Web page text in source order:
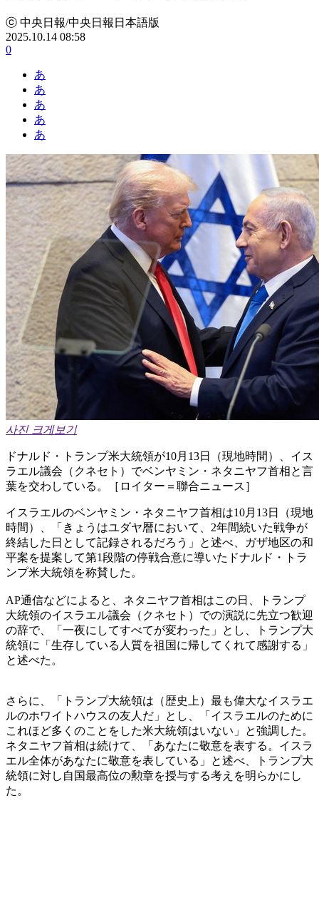
ⓒ 中央日報/中央日報日本語版
2025.10.14 08:58
0
あ
あ
あ
あ
あ
사진 크게보기
ドナルド・トランプ米大統領が10月13日（現地時間）、イス
ラエル議会（クネセト）でベンヤミン・ネタニヤフ首相と言
葉を交わしている。［ロイター＝聯合ニュース］
イスラエルのベンヤミン・ネタニヤフ首相は10月13日（現地
時間）、「きょうはユダヤ暦において、2年間続いた戦争が
終結した日として記録されるだろう」と述べ、ガザ地区の和
平案を提案して第1段階の停戦合意に導いたドナルド・トラ
ンプ米大統領を称賛した。
AP通信などによると、ネタニヤフ首相はこの日、トランプ
大統領のイスラエル議会（クネセト）での演説に先立つ歓迎
の辞で、「一夜にしてすべてが変わった」とし、トランプ大
統領に「生存している人質を祖国に帰してくれて感謝する」
と述べた。
さらに、「トランプ大統領は（歴史上）最も偉大なイスラエ
ルのホワイトハウスの友人だ」とし、「イスラエルのために
これほど多くのことをした米大統領はいない」と強調した。
ネタニヤフ首相は続けて、「あなたに敬意を表する。イスラ
エル全体があなたに敬意を表している」と述べ、トランプ大
統領に対し自国最高位の勲章を授与する考えを明らかにし
た。